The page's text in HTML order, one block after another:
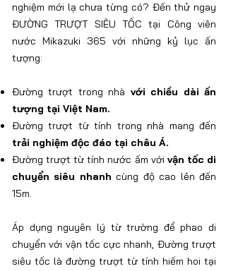
nghiệm mới lạ chưa từng có? Đến thử ngay
ĐƯỜNG TRƯỢT SIÊU TỐC tại Công viên
nước Mikazuki 365 với những kỷ lục ấn
tượng:
Đường trượt trong nhà với chiều dài ấn
tượng tại Việt Nam.
Đường trượt từ tính trong nhà mang đến
trải nghiệm độc đáo tại châu Á.
Đường trượt từ tính nước ấm với vận tốc di
chuyển siêu nhanhcùng độ cao lên đến
15m.
Áp dụng nguyên lý từ trường để phao di
chuyển với vận tốc cực nhanh, Đường trượt
siêu tốc là đường trượt từ tính hiếm hoi tại